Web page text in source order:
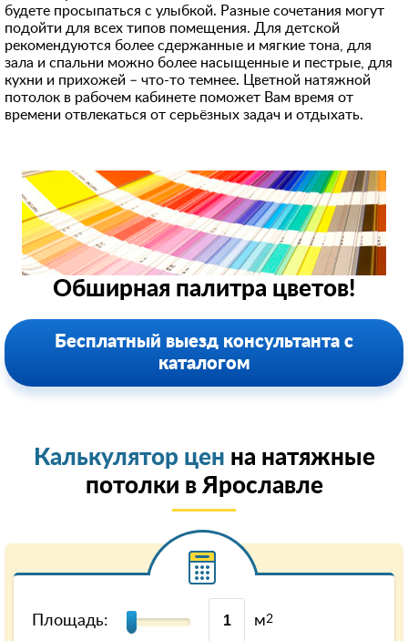
будете просыпаться с улыбкой. Разные сочетания могут
подойти для всех типов помещения. Для детской
рекомендуются более сдержанные и мягкие тона, для
зала и спальни можно более насыщенные и пестрые, для
кухни и прихожей – что-то темнее. Цветной натяжной
потолок в рабочем кабинете поможет Вам время от
времени отвлекаться от серьёзных задач и отдыхать.
Обширная палитра цветов!
Бесплатный выезд консультанта с
каталогом
Калькулятор цен на натяжные
потолки в Ярославле
Площадь: м2